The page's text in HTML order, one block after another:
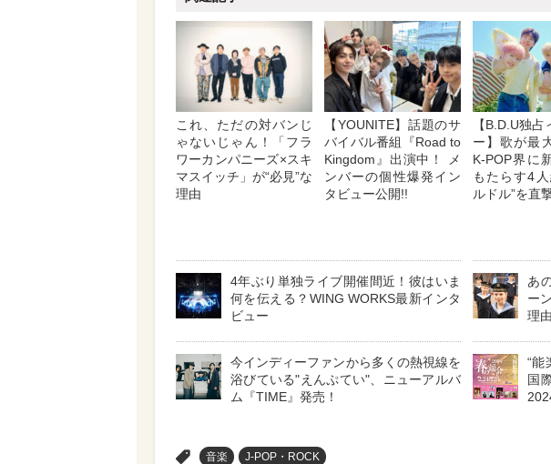
これ、ただの対バンじ
ゃないじゃん！「フラ
ワーカンパニーズ×スキ
マスイッチ」が“必見”な
理由
【YOUNITE】話題のサ
バイバル番組『Road to
Kingdom』出演中！ メ
ンバーの個性爆発イン
タビュー公開!!
【B.D.U独占
ー】歌が最
K-POP界に
もたらす4
ルドル”を直
4年ぶり単独ライブ開催間近！彼はいま
何を伝える？WING WORKS最新インタ
ビュー
あ
ー
理由
今インディーファンから多くの熱視線を
浴びている"えんぷてい"、ニューアルバ
ム『TIME』発売！
“能
国
音楽 J-POP・ROCK